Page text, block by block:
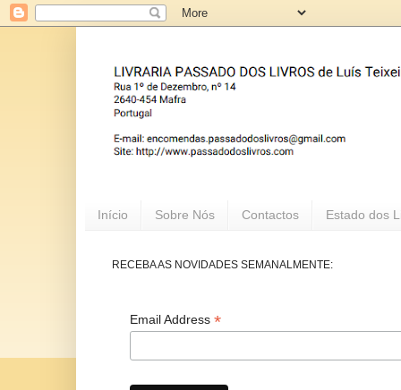
Início Sobre Nós Contactos Estado dos
RECEBA AS NOVIDADES SEMANALMENTE:
Email Address *